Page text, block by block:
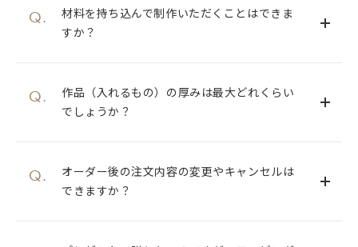
材料を持ち込んで制作いただくことはできま
すか？
作品（入れるもの）の厚みは最大どれくらい
でしょうか？
オーダー後の注文内容の変更やキャンセルは
できますか？